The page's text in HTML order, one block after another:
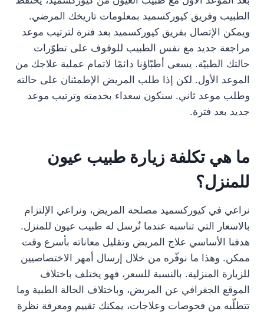
الطبيب وفريق كيوركسميد بمعلومات تاريخك المرضي.
ويمكن الإتصال بفريق كيوركسميد بعد فترة لترتيب موعد
مراجعة جديد مع نفس الطبيب للوقوف على تطوّرات
حالتك الطبيّة. يسعى أطبّاؤنا دائمًا لاتمام عملية علاجك من
الموعد الأول. لكن إذا طلب المريض الإطمئنان على حالته
وطلب موعد ثاني. سنكون سعداء بخدمته وترتيب موعد
جديد بعد فترة.
ما هي تكلفة زيارة طبيب عيون
للمنزل؟
نراعي في كيوركسميد مصلحة المريض، ونراعي الإلتزام
بالاسعار التي تناسبه عندما نُرسل له طبيب عيون للمنزل.
هدفنا الأساسي علاج المريض وتقليل معاناته بأسرع وقت
ممكن. وهذا ما نوفّره من خلال إرسال أمهر الاختصاصيين
للزيارة المنزلية. بالنسبة للسعر، فهو يختلف باختلاف
الموقع الجغرافي عن المريض، وباختلاف الحالة الطبية وما
تتطلّبه من فحوصات وعلاجات، يمكنك تقييم ومعرفة نظرة